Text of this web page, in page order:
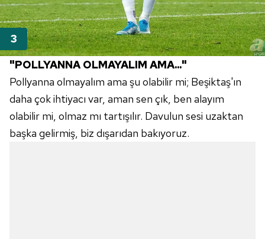
"POLLYANNA OLMAYALIM AMA..."
Pollyanna olmayalım ama şu olabilir mi; Beşiktaş'ın
daha çok ihtiyacı var, aman sen çık, ben alayım
olabilir mi, olmaz mı tartışılır. Davulun sesi uzaktan
başka gelirmiş, biz dışarıdan bakıyoruz.